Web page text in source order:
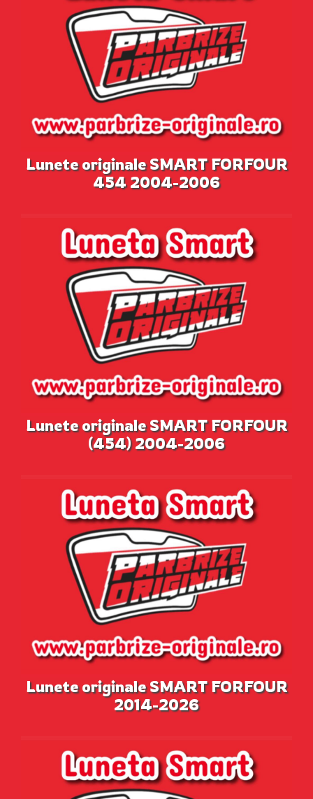
Lunete originale SMART FORFOUR
454 2004-2006
Lunete originale SMART FORFOUR
(454) 2004-2006
Lunete originale SMART FORFOUR
2014-2026